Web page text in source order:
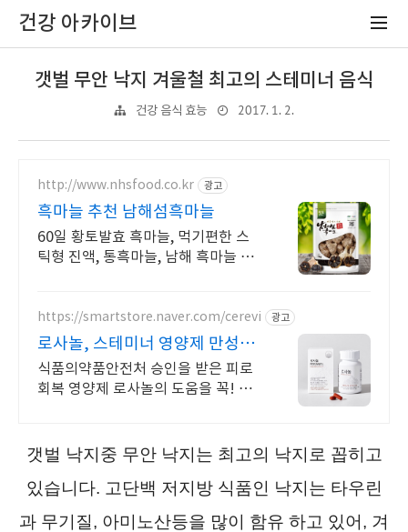
건강 아카이브
갯벌 무안 낙지 겨울철 최고의 스테미너 음식
건강 음식 효능 2017. 1. 2.
http://www.nhsfood.co.kr 광고
흑마늘 추천 남해섬흑마늘
60일 황토발효 흑마늘, 먹기편한 스
틱형 진액, 통흑마늘, 남해 흑마늘 전
https://smartstore.naver.com/cerevi 광고
로사놀, 스테미너 영양제 만성피
로 정신탈진엔? 로사놀
식품의약품안전처 승인을 받은 피로
회복 영양제 로사놀의 도움을 꼭! 받
갯벌 낙지중 무안 낙지는 최고의 낙지로 꼽히고
있습니다. 고단백 저지방 식품인 낙지는 타우린
과 무기질, 아미노산등을 많이 함유 하고 있어, 겨